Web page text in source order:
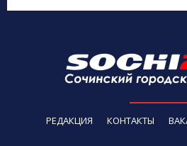
РЕДАКЦИЯ КОНТАКТЫ